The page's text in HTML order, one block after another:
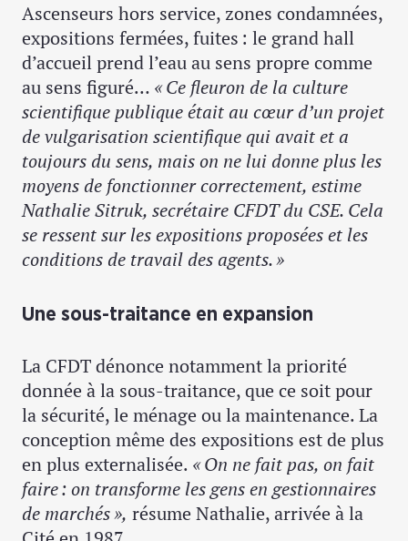
Ascenseurs hors service, zones condamnées,
expositions fermées, fuites : le grand hall
d’accueil prend l’eau au sens propre comme
au sens figuré… « Ce fleuron de la culture
scientifique publique était au cœur d’un projet
de vulgarisation scientifique qui avait et a
toujours du sens, mais on ne lui donne plus les
moyens de fonctionner correctement, estime
Nathalie Sitruk, secrétaire CFDT du CSE. Cela
se ressent sur les expositions proposées et les
conditions de travail des agents. »
Une sous-traitance en expansion
La CFDT dénonce notamment la priorité
donnée à la sous-traitance, que ce soit pour
la sécurité, le ménage ou la maintenance. La
conception même des expositions est de plus
en plus externalisée. « On ne fait pas, on fait
faire : on transforme les gens en gestionnaires
de marchés », résume Nathalie, arrivée à la